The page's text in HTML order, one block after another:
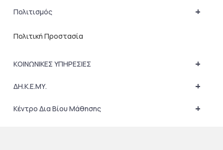
+
Πολιτισμός
Πολιτική Προστασία
+
ΚΟΙΝΩΝΙΚΕΣ ΥΠΗΡΕΣΙΕΣ
+
ΔΗ.Κ.Ε.ΜΥ.
+
Κέντρο Δια Βίου Μάθησης